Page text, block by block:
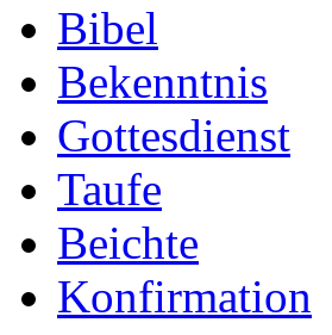
Bibel
Bekenntnis
Gottesdienst
Taufe
Beichte
Konfirmation